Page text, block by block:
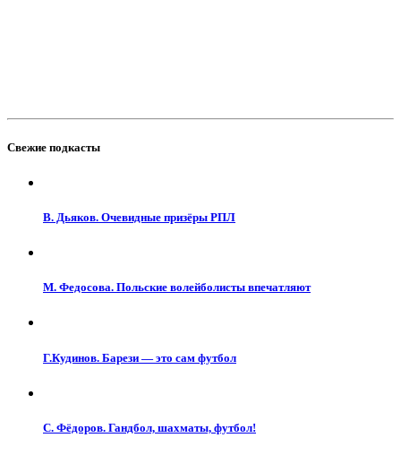
Свежие подкасты
В. Дьяков. Очевидные призёры РПЛ
М. Федосова. Польские волейболисты впечатляют
Г.Кудинов. Барези — это сам футбол
С. Фёдоров. Гандбол, шахматы, футбол!